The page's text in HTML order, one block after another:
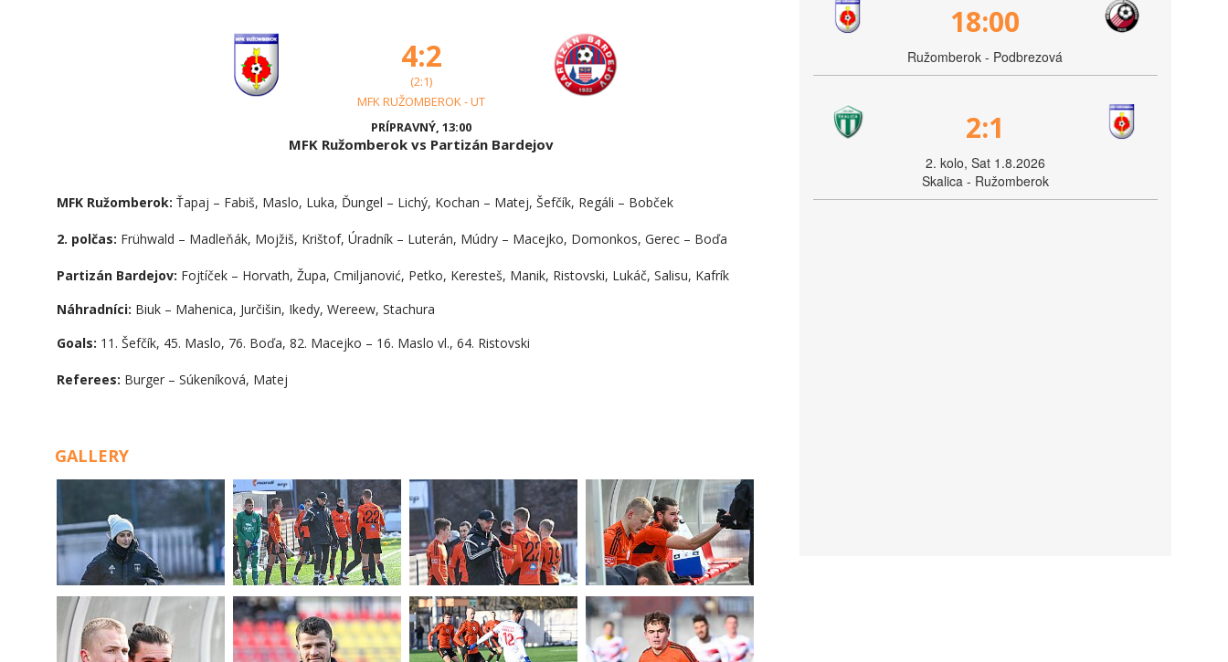
4:2
(2:1)
MFK RUŽOMBEROK - UT
PRÍPRAVNÝ, 13:00
MFK Ružomberok vs Partizán Bardejov
MFK Ružomberok: Ťapaj – Fabiš, Maslo, Luka, Ďungel – Lichý, Kochan – Matej, Šefčík, Regáli – Bobček
2. polčas: Frühwald – Madleňák, Mojžiš, Krištof, Úradník – Luterán, Múdry – Macejko, Domonkos, Gerec – Boďa
Partizán Bardejov: Fojtíček – Horvath, Župa, Cmiljanović, Petko, Keresteš, Manik, Ristovski, Lukáč, Salisu, Kafrík
Náhradníci: Biuk – Mahenica, Jurčišin, Ikedy, Wereew, Stachura
Goals: 11. Šefčík, 45. Maslo, 76. Boďa, 82. Macejko – 16. Maslo vl., 64. Ristovski
Referees: Burger – Súkeníková, Matej
GALLERY
18:00
Ružomberok - Podbrezová
2:1
2. kolo, Sat 1.8.2026
Skalica - Ružomberok